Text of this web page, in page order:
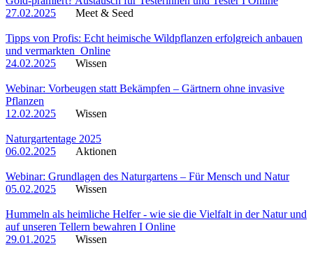
27.02.2025
Meet & Seed
Tipps von Profis: Echt heimische Wildpflanzen erfolgreich anbauen
und vermarkten_Online
24.02.2025
Wissen
Webinar: Vorbeugen statt Bekämpfen – Gärtnern ohne invasive
Pflanzen
12.02.2025
Wissen
Naturgartentage 2025
06.02.2025
Aktionen
Webinar: Grundlagen des Naturgartens – Für Mensch und Natur
05.02.2025
Wissen
Hummeln als heimliche Helfer - wie sie die Vielfalt in der Natur und
auf unseren Tellern bewahren I Online
29.01.2025
Wissen